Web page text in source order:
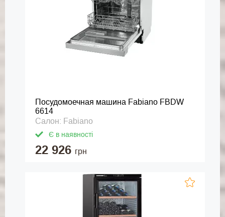
Посудомоечная машина Fabiano FBDW
6614
Салон: Fabiano
Є в наявності
22 926 грн